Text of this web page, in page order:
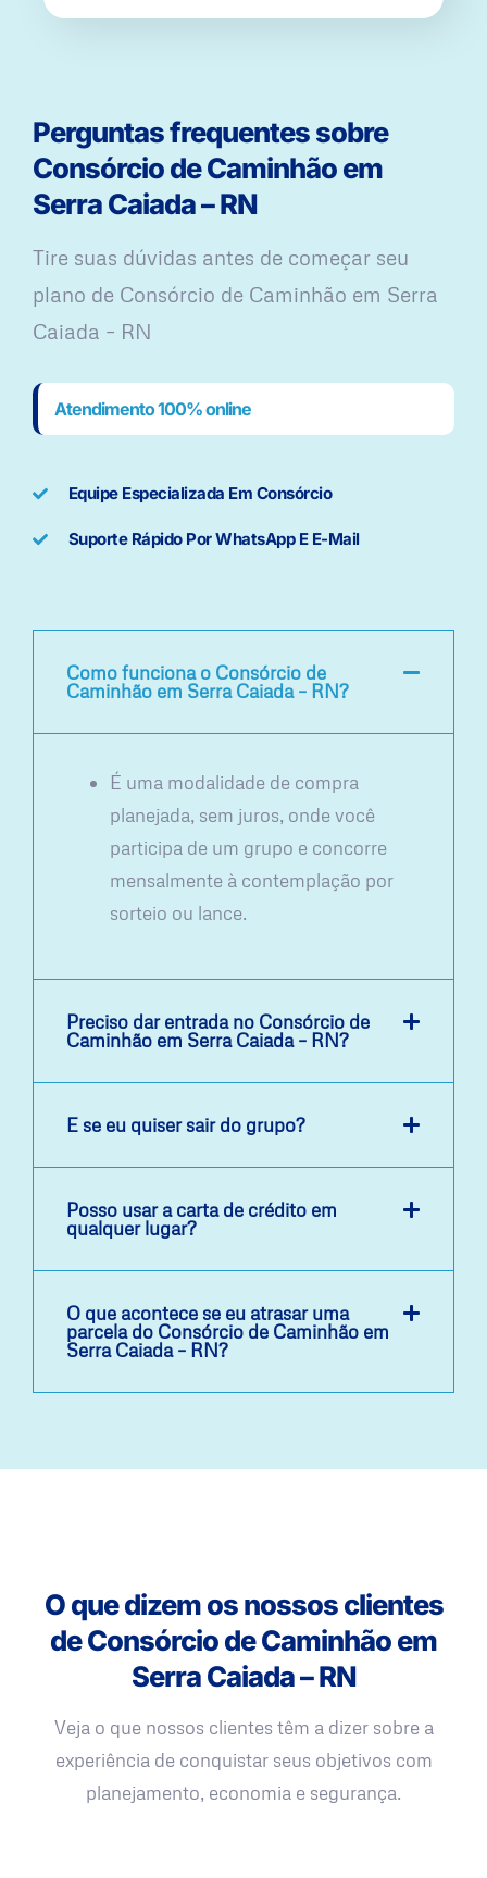
Perguntas frequentes sobre
Consórcio de Caminhão em
Serra Caiada – RN
Tire suas dúvidas antes de começar seu
plano ​de Consórcio de Caminhão em Serra
Caiada – RN
Atendimento 100% online
Equipe Especializada Em Consórcio
Suporte Rápido Por WhatsApp E E-Mail
Como funciona o Consórcio de
Caminhão em Serra Caiada – RN?
É uma modalidade de compra
planejada, sem juros, onde você
participa de um grupo e concorre
mensalmente à contemplação por
sorteio ou lance.
Preciso dar entrada no Consórcio de
Caminhão em Serra Caiada – RN?
E se eu quiser sair do grupo?
Posso usar a carta de crédito em
qualquer lugar?
O que acontece se eu atrasar uma
parcela do Consórcio de Caminhão em
Serra Caiada – RN?
O que dizem os nossos clientes
de Consórcio de Caminhão em
Serra Caiada – RN
Veja o que nossos clientes têm a dizer sobre a
experiência de conquistar seus objetivos com
planejamento, economia e segurança.